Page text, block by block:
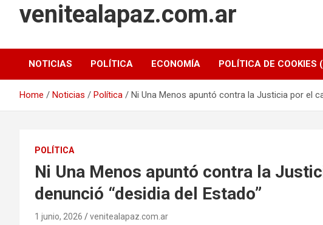
venitealapaz.com.ar
NOTICIAS POLÍTICA ECONOMÍA POLÍTICA DE COOKIES
Home Noticias Política Ni Una Menos apuntó contra la Justicia por el
POLÍTICA
Ni Una Menos apuntó contra la
denunció “desidia del Estado”
1 junio, 2026 venitealapaz.com.ar